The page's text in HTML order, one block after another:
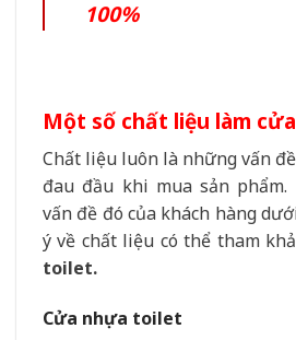
100%
Một số chất liệu làm
Chất liệu luôn là những vấn
đau đầu khi mua sản
vấn đề đó của khách hàng
ý về chất liệu có thể tham
toilet.
Cửa nhựa toilet